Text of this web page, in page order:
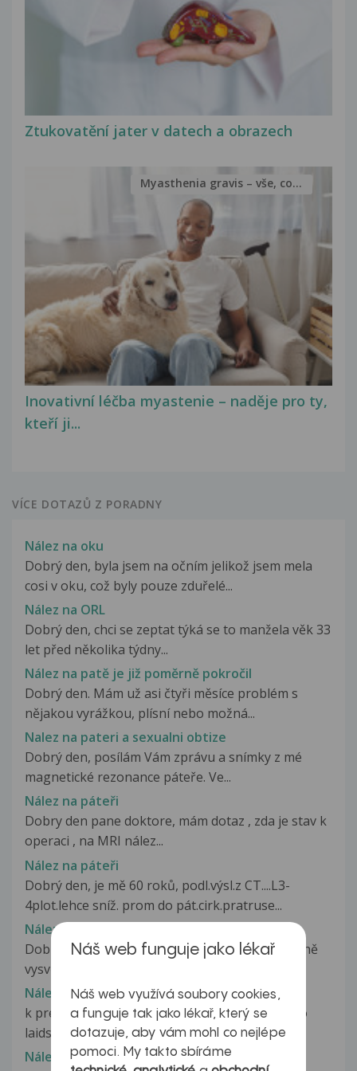
Ztukovatění jater v datech a obrazech
Inovativní léčba myastenie – naděje pro ty,
kteří ji...
Myasthenia gravis – vše, co...
VÍCE DOTAZŮ Z PORADNY
Nález na oku
Dobrý den, byla jsem na očním jelikož jsem mela
cosi v oku, což byly pouze zduřelé...
Nález na ORL
Dobrý den, chci se zeptat týká se to manžela věk 33
let před několika týdny...
Nález na patě je již poměrně pokročil
Dobrý den. Mám už asi čtyři měsíce problém s
nějakou vyrážkou, plísní nebo možná...
Nalez na pateri a sexualni obtize
Dobrý den, posílám Vám zprávu a snímky z mé
magnetické rezonance páteře. Ve...
Nález na páteři
Dobry den pane doktore, mám dotaz , zda je stav k
operaci , na MRI nález...
Nález na páteři
Dobrý den, je mě 60 roků, podl.výsl.z CT....L3-
4plot.lehce sníž. prom do pát.cirk.pratruse...
Nález na páteři
Dobrý den .Obracím se na vás s dotazem ohledně
vysvětlení těchto pojmů ,které...
Nález na páteři
k predchuzimu dotazu zasilam snimky prosim o
laidske vysvetleni dekuji popis...
Nález na páteři
Náš web funguje jako lékař
Náš web využívá soubory cookies,
a funguje tak jako lékař, který se
dotazuje, aby vám mohl co nejlépe
pomoci. My takto sbíráme